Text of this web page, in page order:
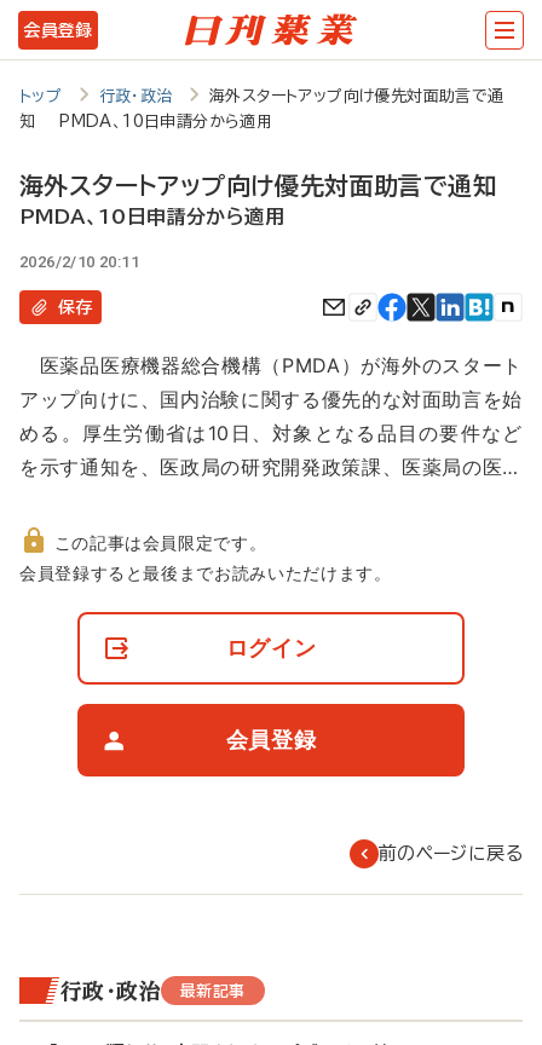
メ
イ
ツ
に
動
会員登録
トップ 行政・政治
海外スタートアップ向け優先対面助言で通
知 PMDA、10日申請分から適用
海外スタートアップ向け優先対面助言で通知
PMDA、10日申請分から適用
2026/2/10 20:11
保存
医薬品医療機器総合機構（PMDA）が海外のスタート
アップ向けに、国内治験に関する優先的な対面助言を始
める。厚生労働省は10日、対象となる品目の要件など
を示す通知を、医政局の研究開発政策課、医薬局の医…
非
この記事は会員限定です。
会員登録すると最後までお読みいただけます。
ログイン
会員登録
前のページに戻る
行政・政治 最新記事